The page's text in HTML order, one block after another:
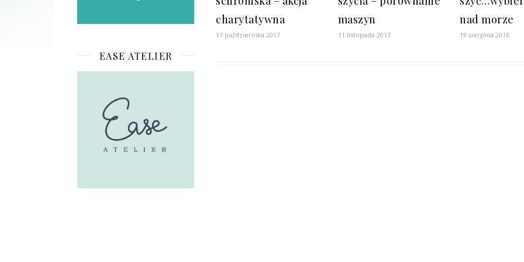
EASE ATELIER
charytatywna
17 października 2017
maszyn
11 listopada 2017
nad morze
19 sierpnia 2016